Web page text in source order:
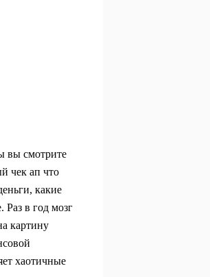
вы смотрите
чек ап что
какие
Раз в год мозг
картину
хаотичные